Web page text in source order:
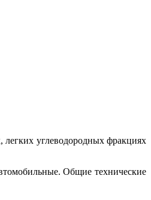
легких углеводородных фракциях
Общие технические